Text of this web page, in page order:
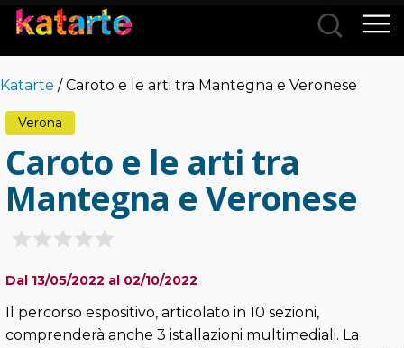
Categorie
Katarte / Caroto e le arti tra Mantegna e Veronese
Verona
Caroto e le arti tra
Mantegna e Veronese
Dal 13/05/2022 al 02/10/2022
Il percorso espositivo, articolato in 10 sezioni,
comprenderà anche 3 istallazioni multimediali. La